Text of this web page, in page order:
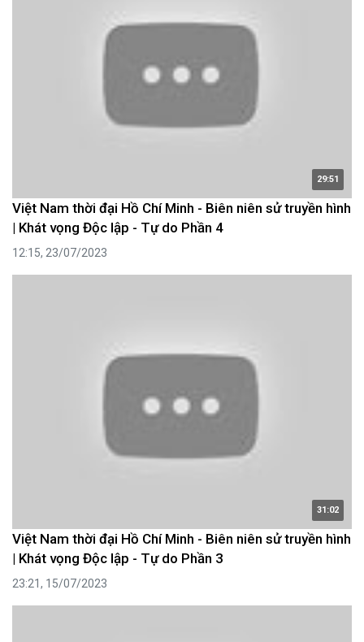
29:51
Việt Nam thời đại Hồ Chí Minh - Biên niên sử truyền hình
| Khát vọng Độc lập - Tự do Phần 4
12:15, 23/07/2023
31:02
Việt Nam thời đại Hồ Chí Minh - Biên niên sử truyền hình
| Khát vọng Độc lập - Tự do Phần 3
23:21, 15/07/2023